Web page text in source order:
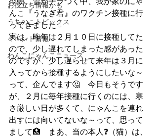
お役立ち情報かも
うちのこトピックス
イベント情報
わんこにゃんこニュース
んこ『うなぎ君』のワクチン接種に行
ってきました💉
実は、昨年は２月１０日に接種してた
ので、少し遅れてしまった感があった
のですが、少し遅らせて来年は３月に
入ってから接種するようにしたいな～
って、企んでます🤔　今日もそうです
が、２月に毎年接種に行くのには、寒
さ厳しい日が多くて、にゃんこを連れ
出すには向いてないな～って、思って
まして🏥　まあ、当の本人❓（猫）は、